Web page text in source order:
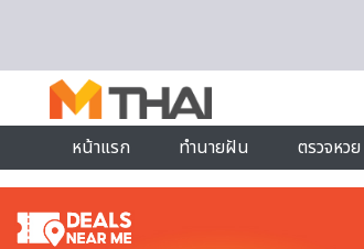
หน้าแรก
ทำนายฝัน ตรวจหวย